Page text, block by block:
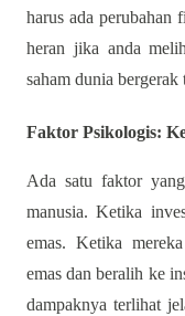
harus ada perubahan
heran jika anda
saham dunia bergerak
Faktor Psikologis:
Ada satu faktor
manusia. Ketika
emas. Ketika
emas dan beralih ke
dampaknya terlihat